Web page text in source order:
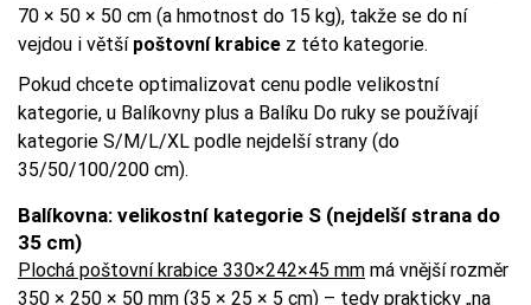
70 × 50 × 50 cm (a hmotnost do 15 kg), takže se do ní
vejdou i větší poštovní krabice z této kategorie.
Pokud chcete optimalizovat cenu podle velikostní
kategorie, u Balíkovny plus a Balíku Do ruky se používají
kategorie S/M/L/XL podle nejdelší strany (do
35/50/100/200 cm).
Balíkovna: velikostní kategorie S (nejdelší strana do
35 cm)
Plochá poštovní krabice 330×242×45 mm má vnější rozměr
350 × 250 × 50 mm (35 × 25 × 5 cm) – tedy prakticky „na